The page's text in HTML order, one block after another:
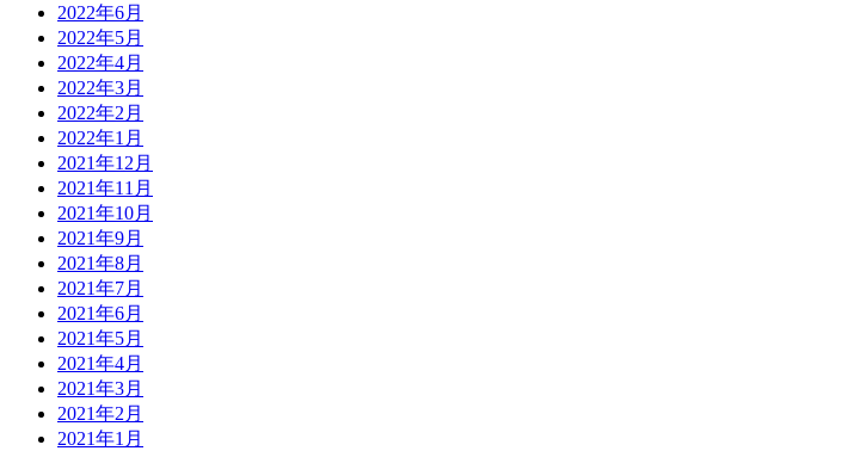
2022年6月
2022年5月
2022年4月
2022年3月
2022年2月
2022年1月
2021年12月
2021年11月
2021年10月
2021年9月
2021年8月
2021年7月
2021年6月
2021年5月
2021年4月
2021年3月
2021年2月
2021年1月